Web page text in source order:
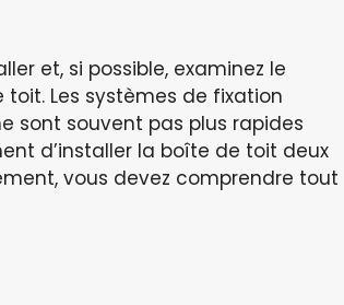
et, si possible, examinez le
Les systèmes de fixation
sont souvent pas plus rapides
d’installer la boîte de toit deux
vous devez comprendre tout